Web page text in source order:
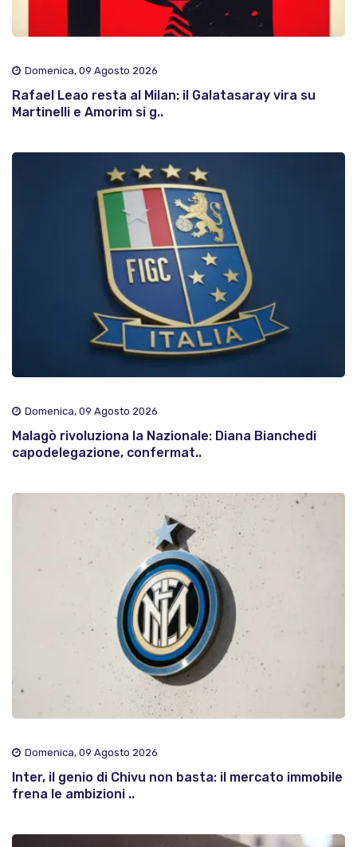
Domenica, 09 Agosto 2026
Rafael Leao resta al Milan: il Galatasaray vira su
Martinelli e Amorim si g..
Domenica, 09 Agosto 2026
Malagò rivoluziona la Nazionale: Diana Bianchedi
capodelegazione, confermat..
Domenica, 09 Agosto 2026
Inter, il genio di Chivu non basta: il mercato immobile
frena le ambizioni ..